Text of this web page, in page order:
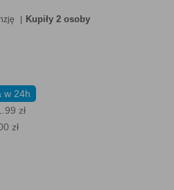
Kupiły 2 osoby
w 24h
zł
zł